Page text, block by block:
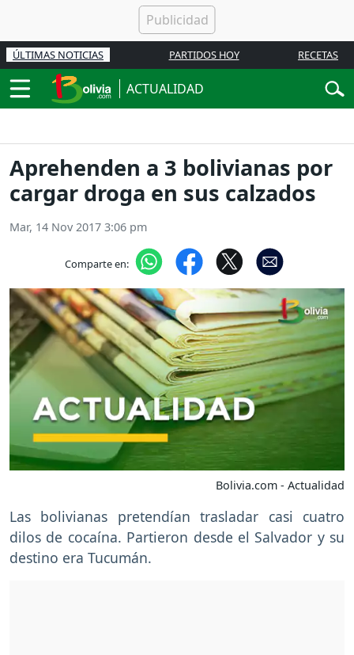
ÚLTIMAS NOTICIAS PARTIDOS HOY RECETAS
ACTUALIDAD
Aprehenden a 3 bolivianas por
cargar droga en sus calzados
Mar, 14 Nov 2017 3:06 pm
Comparte en:
Bolivia.com - Actualidad
Las bolivianas pretendían trasladar casi cuatro
dilos de cocaína. Partieron desde el Salvador y su
destino era Tucumán.